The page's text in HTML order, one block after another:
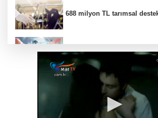
688 milyon TL tarımsal
açıyor
Bursa Tabip Odası: Hekimlik